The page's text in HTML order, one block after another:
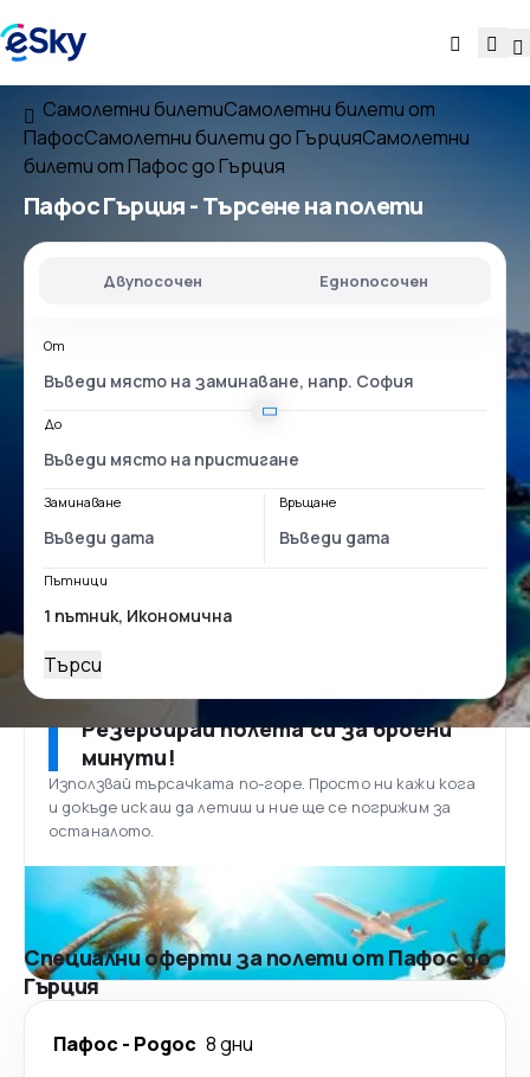
Самолетни билетиСамолетни билети от
ПафосСамолетни билети до ГърцияСамолетни
билети от Пафос до Гърция
Пафос Гърция- Търсене на полети
Двупосочен Еднопосочен
От
До
Заминаване Връщане
Пътници
Търси
Резервирай полета си за броени
минути!
Използвай търсачката по-горе. Просто ни кажи кога
и докъде искаш да летиш и ние ще се погрижим за
останалото.
Специални оферти за полети от Пафос до
Гърция
Пафос - Родос 8 дни